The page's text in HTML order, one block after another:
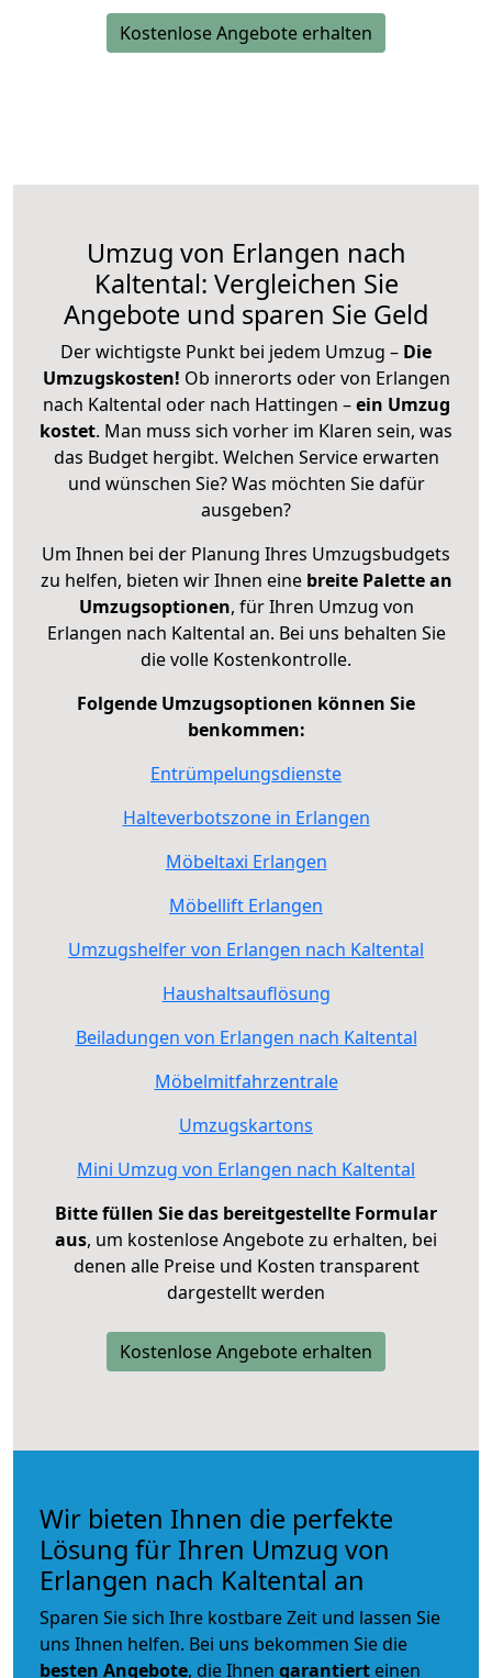
Kostenlose Angebote erhalten
Umzug von Erlangen nach
Kaltental: Vergleichen Sie
Angebote und sparen Sie Geld
Der wichtigste Punkt bei jedem Umzug – Die
Umzugskosten! Ob innerorts oder von Erlangen
nach Kaltental oder nach Hattingen –ein Umzug
kostet. Man muss sich vorher im Klaren sein, was
das Budget hergibt. Welchen Service erwarten
und wünschen Sie? Was möchten Sie dafür
ausgeben?
Um Ihnen bei der Planung Ihres Umzugsbudgets
zu helfen, bieten wir Ihnen eine breite Palette an
Umzugsoptionen, für Ihren Umzug von
Erlangen nach Kaltental an. Bei uns behalten Sie
die volle Kostenkontrolle.
Folgende Umzugsoptionen können Sie
benkommen:
Entrümpelungsdienste
Halteverbotszone in Erlangen
Möbeltaxi Erlangen
Möbellift Erlangen
Umzugshelfer von Erlangen nach Kaltental
Haushaltsauflösung
Beiladungen von Erlangen nach Kaltental
Möbelmitfahrzentrale
Umzugskartons
Mini Umzug von Erlangen nach Kaltental
Bitte füllen Sie das bereitgestellte Formular
aus, um kostenlose Angebote zu erhalten, bei
denen alle Preise und Kosten transparent
dargestellt werden
Kostenlose Angebote erhalten
Wir bieten Ihnen die perfekte
Lösung für Ihren Umzug von
Erlangen nach Kaltental an
Sparen Sie sich Ihre kostbare Zeit und lassen Sie
uns Ihnen helfen. Bei uns bekommen Sie die
besten Angebote, die Ihnen garantiert einen